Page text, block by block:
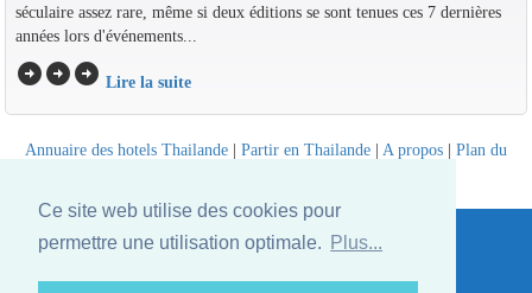
Ce site web utilise des cookies pour
permettre une utilisation optimale.
Plus...
séculaire assez rare, même si deux éditions se sont tenues ces 7 dernières
années lors d'événements...
arrow_circle_rightarrow_circle_rightarrow_circle_right Lire la suite
Annuaire des hotels Thailande | Partir en Thailande | A propos | Plan du